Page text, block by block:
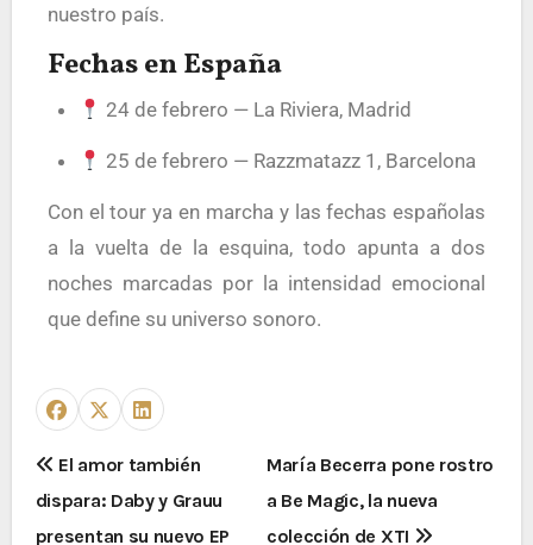
nuestro país.
Fechas en España
24 de febrero — La Riviera, Madrid
25 de febrero — Razzmatazz 1, Barcelona
Con el tour ya en marcha y las fechas españolas
a la vuelta de la esquina, todo apunta a dos
noches marcadas por la intensidad emocional
que define su universo sonoro.
El amor también
dispara: Daby y Grauu
presentan su nuevo EP
María Becerra pone rostro
a Be Magic, la nueva
colección de XTI